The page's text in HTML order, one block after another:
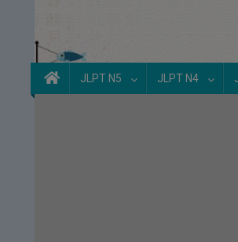
JLPT N5 JLPT N4